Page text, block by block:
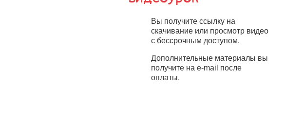
Вы получите ссылку на
скачивание или просмотр видео
с бессрочным доступом.
Дополнительные материалы вы
получите на e-mail после
оплаты.